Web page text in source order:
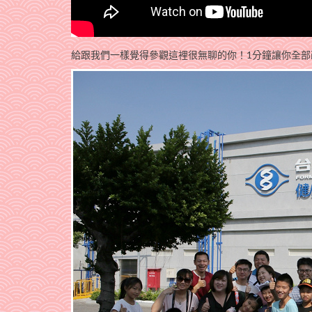
給跟我們一樣覺得參觀這裡很無聊的你！1分鐘讓你全